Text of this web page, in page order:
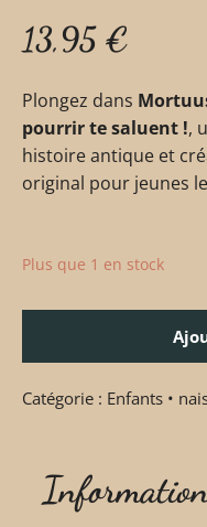
13,95 €
Plongez dans
pourrir te saluent !,
histoire antique et
original pour jeunes
Plus que 1 en stock
Catégorie : Enfants •